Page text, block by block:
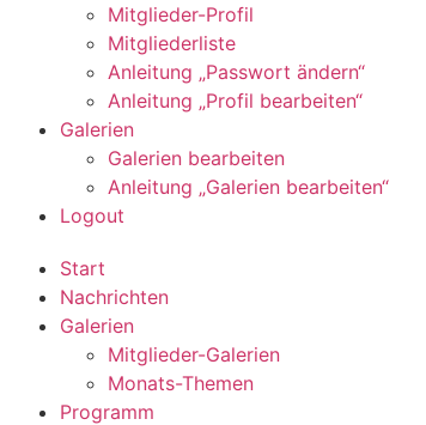
Mitglieder-Profil
Mitgliederliste
Anleitung „Passwort ändern“
Anleitung „Profil bearbeiten“
Galerien
Galerien bearbeiten
Anleitung „Galerien bearbeiten“
Logout
Start
Nachrichten
Galerien
Mitglieder-Galerien
Monats-Themen
Programm